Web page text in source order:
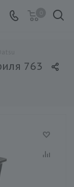
0
763